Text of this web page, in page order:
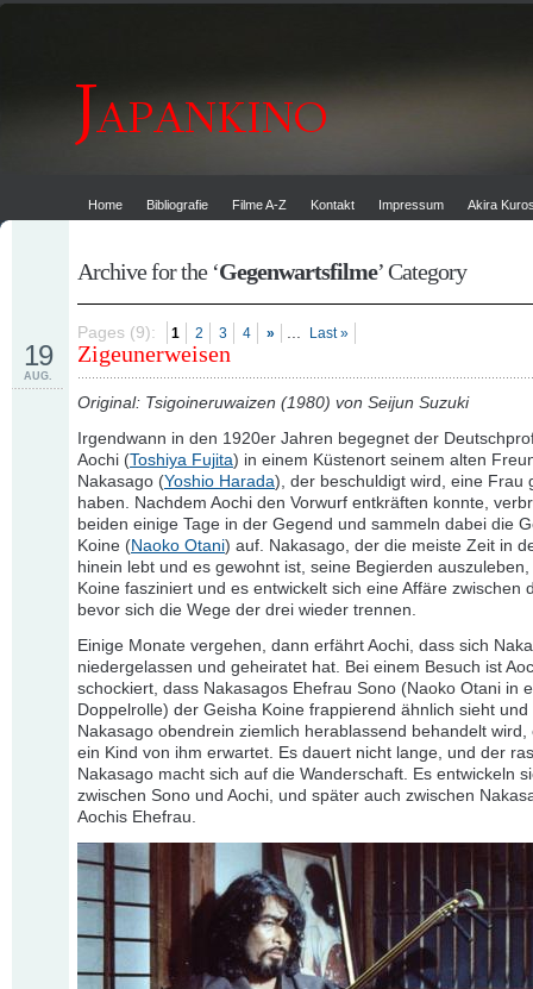
Home Bibliografie Filme A-Z Kontakt Impressum Akira
Archive for the ‘Gegenwartsfilme’ Category
Pages (9): 1 2 3 4 » ... Last »
Zigeunerweisen
19
AUG.
Original: Tsigoineruwaizen (1980) von Seijun Suzuki
Irgendwann in den 1920er Jahren begegnet der
Aochi (Toshiya Fujita) in einem Küstenort seinem alten
Nakasago (Yoshio Harada), der beschuldigt wird, eine Frau
haben. Nachdem Aochi den Vorwurf entkräften konnte,
beiden einige Tage in der Gegend und sammeln dabei die
Koine (Naoko Otani) auf. Nakasago, der die meiste Zeit in
hinein lebt und es gewohnt ist, seine Begierden
Koine fasziniert und es entwickelt sich eine Affäre zwischen
bevor sich die Wege der drei wieder trennen.
Einige Monate vergehen, dann erfährt Aochi, dass sich
niedergelassen und geheiratet hat. Bei einem Besuch ist
schockiert, dass Nakasagos Ehefrau Sono (Naoko Otani in
Doppelrolle) der Geisha Koine frappierend ähnlich sieht und
Nakasago obendrein ziemlich herablassend behandelt wird,
ein Kind von ihm erwartet. Es dauert nicht lange, und der
Nakasago macht sich auf die Wanderschaft. Es entwickeln
zwischen Sono und Aochi, und später auch zwischen
Aochis Ehefrau.